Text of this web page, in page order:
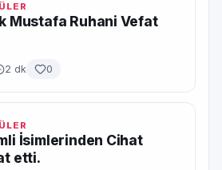
Mustafa Ruhani Vefat
2 dk 0
İsimlerinden Cihat
etti.